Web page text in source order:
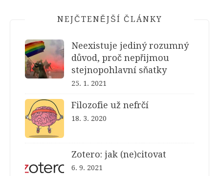
NEJČTENĚJŠÍ ČLÁNKY
Neexistuje jediný rozumný
důvod, proč nepřijmou
stejnopohlavní sňatky
25. 1. 2021
Filozofie už nefrčí
18. 3. 2020
Zotero: jak (ne)citovat
6. 9. 2021